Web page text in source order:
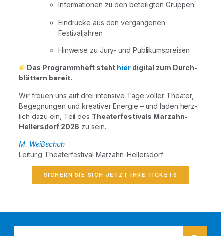
Infor­ma­tio­nen zu den betei­lig­ten Gruppen
Ein­drü­cke aus den ver­gan­ge­nen
Festivaljahren
Hin­wei­se zu Jury- und Publikumspreisen
Das Pro­gramm­heft steht hierdigi­tal zum Durch­
blät­tern bereit.
Wir freu­en uns auf drei inten­si­ve Tage vol­ler Thea­ter,
Begeg­nun­gen und krea­ti­ver Ener­gie – und laden herz­
lich dazu ein, Teil des Thea­ter­fes­ti­vals Mar­zahn-
Hel­lers­dorf 2026 zu sein.
M. Weiß­schuh
Lei­tung Thea­ter­fes­ti­val Marzahn-Hellersdorf
SICHERN SIE SICH JETZT IHRE TICKETS